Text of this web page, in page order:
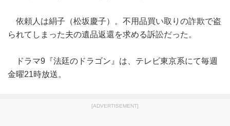
依頼人は絹子（松坂慶子）。不用品買い取りの詐欺で盗
られてしまった夫の遺品返還を求める訴訟だった。
ドラマ9『法廷のドラゴン』は、テレビ東京系にて毎週
金曜21時放送。
[ADVERTISEMENT]